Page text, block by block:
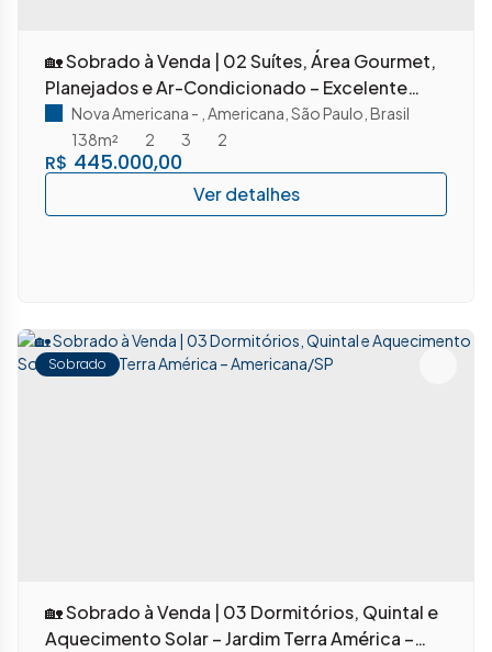
🏡 Sobrado à Venda | 02 Suítes, Área Gourmet,
Planejados e Ar-Condicionado – Excelente
Oportunidade!
R$ 445.000,00
Nova Americana Americana São Paulo Brasil
2
3
138m² 2
Sobrado
🏡 Sobrado à Venda | 03 Dormitórios, Quintal e
Aquecimento Solar – Jardim Terra América –